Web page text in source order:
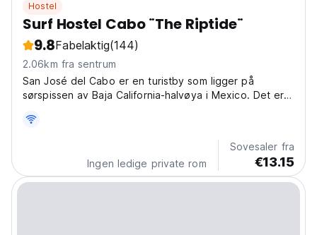
Hostel
Surf Hostel Cabo ¨The Riptide¨
9.8Fabelaktig(144)
2.06km fra sentrum
San José del Cabo er en turistby som ligger på
sørspissen av Baja California-halvøya i Mexico. Det er
Ingen ledige private rom
Sovesaler fra
€13.15